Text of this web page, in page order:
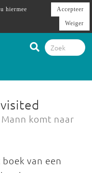
komt naar
van een
hiermee
Accepteer
Weiger